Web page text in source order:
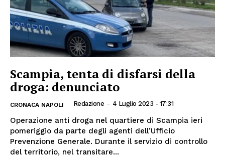
Scampia, tenta di disfarsi della
droga: denunciato
CRONACA NAPOLI Redazione - 4 Luglio 2023 - 17:31
Operazione anti droga nel quartiere di Scampia ieri
pomeriggio da parte degli agenti dell’Ufficio
Prevenzione Generale. Durante il servizio di controllo
del territorio, nel transitare...